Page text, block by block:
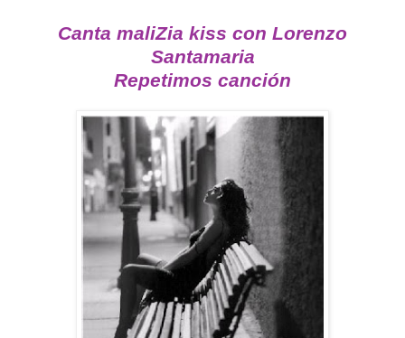
Canta maliZia kiss con Lorenzo
Santamaria
Repetimos canción